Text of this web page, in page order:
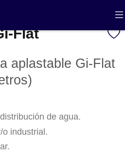
Flat
aplastable Gi-Flat
de agua.
o industrial.